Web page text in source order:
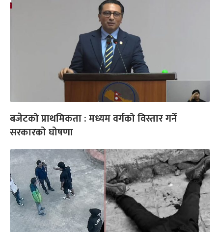
बजेटको प्राथमिकता : मध्यम वर्गको विस्तार गर्ने
सरकारको घोषणा